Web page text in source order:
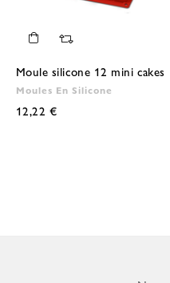
Moule silicone 12 mini cakes
Moules En Silicone
12,22 €